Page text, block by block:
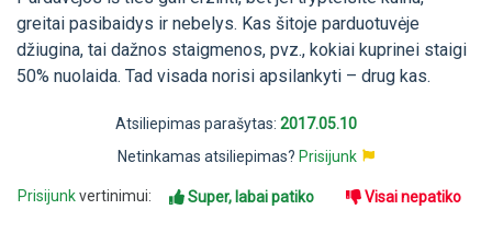
greitai pasibaidys ir nebelys. Kas šitoje parduotuvėje
džiugina, tai dažnos staigmenos, pvz., kokiai kuprinei staigi
50% nuolaida. Tad visada norisi apsilankyti – drug kas.
Atsiliepimas parašytas: 2017.05.10
Netinkamas atsiliepimas? Prisijunk
Prisijunkvertinimui: Super, labai patiko Visai nepatiko